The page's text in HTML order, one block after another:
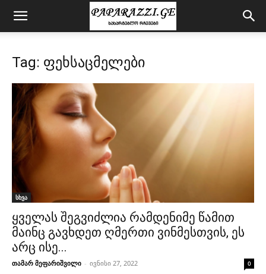
Tag: ფეხსაცმელები
სხვა
ყველას შეგვიძლია რამდენიმე წამით
მაინც გავხდეთ ღმერთი ვინმესთვის, ეს
არც ისე...
თამარ მეფარიშვილი - ივნისი 27, 2022 0